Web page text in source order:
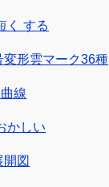
く する
形雲マーク36種
線
かしい
図